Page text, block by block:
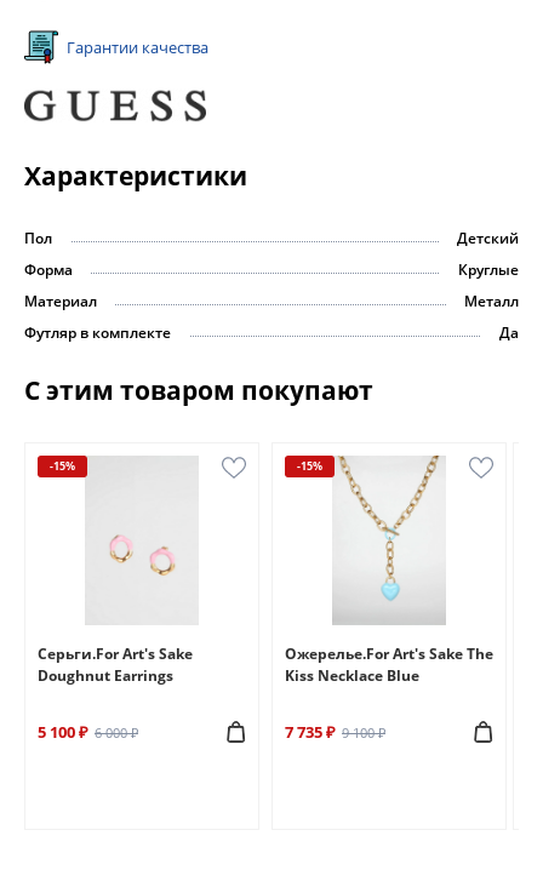
Гарантии качества
Характеристики
Пол
Детский
Форма
Круглые
Материал
Металл
Футляр в комплекте
Да
С этим товаром покупают
-15%
Серьги.For Art's Sake
Doughnut Earrings
5 100 ₽ 6 000 ₽
-15%
Ожерелье.For Art's Sake The
Kiss Necklace Blue
7 735 ₽ 9 100 ₽